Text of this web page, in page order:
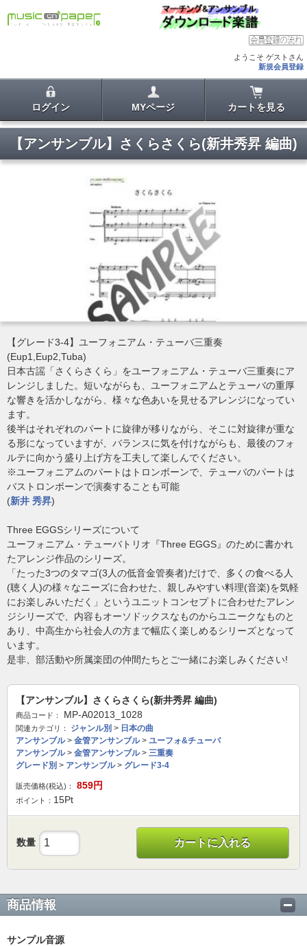
ようこそ ゲストさん
新規会員登録
ログイン MYページ カートを見る
【アンサンブル】さくらさくら(新井秀昇 編曲)
【グレード3-4】ユーフォニアム・テューバ三重奏
(Eup1,Eup2,Tuba)
日本古謡「さくらさくら」をユーフォニアム・テューバ三重奏にア
レンジしました。短いながらも、ユーフォニアムとテューバの重厚
な響きを活かしながら、様々な色あいを見せるアレンジになってい
ます。
後半はそれぞれのパートに旋律が移りながら、そこに対旋律が重な
る形になっていますが、バランスに気を付けながらも、最後のフォ
ルテに向かう盛り上げ方を工夫して楽しんでください。
※ユーフォニアムのパートはトロンボーンで、テューバのパートは
バストロンボーンで演奏することも可能
(新井 秀昇)
Three EGGSシリーズについて
ユーフォニアム・テューバトリオ『Three EGGS』のために書かれ
たアレンジ作品のシリーズ。
「たった3つのタマゴ(3人の低音金管奏者)だけで、多くの食べる人
(聴く人)の様々なニーズに合わせた、親しみやすい料理(音楽)を気軽
にお楽しみいただく」というユニットコンセプトに合わせたアレン
ジシリーズで、内容もオーソドックスなものからユニークなものと
あり、中高生から社会人の方まで幅広く楽しめるシリーズとなって
います。
是非、部活動や所属楽団の仲間たちとご一緒にお楽しみください!
【アンサンブル】さくらさくら(新井秀昇 編曲)
商品コード： MP-A02013_1028
関連カテゴリ： ジャンル別 > 日本の曲
アンサンブル> 金管アンサンブル> ユーフォ&チューバ
アンサンブル> 金管アンサンブル> 三重奏
グレード別 > アンサンブル> グレード3-4
販売価格(税込)： 859円
ポイント： 15Pt
数量 カートに入れる
商品情報
サンプル音源